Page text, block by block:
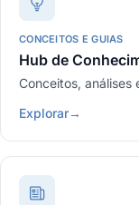
CONCEITOS E GUIAS
Hub de
Conceitos, análises
Explorar→